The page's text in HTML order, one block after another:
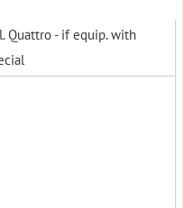
Quattro - if equip. with